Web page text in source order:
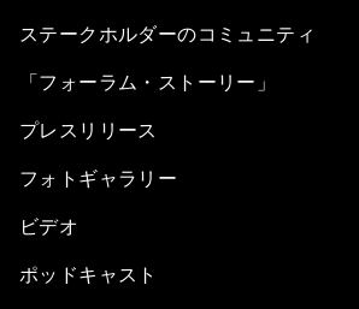
ステークホルダーのコミュニティ
「フォーラム・ストーリー」
プレスリリース
フォトギャラリー
ビデオ
ポッドキャスト